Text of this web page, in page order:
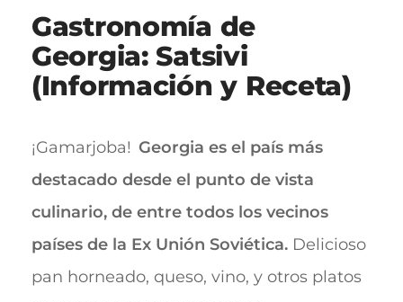
Gastronomía de
Georgia: Satsivi
(Información y Receta)
¡Gamarjoba! Georgia es el país más
destacado desde el punto de vista
culinario, de entre todos los vecinos
países de la Ex Unión Soviética. Delicioso
pan horneado, queso, vino, y otros platos